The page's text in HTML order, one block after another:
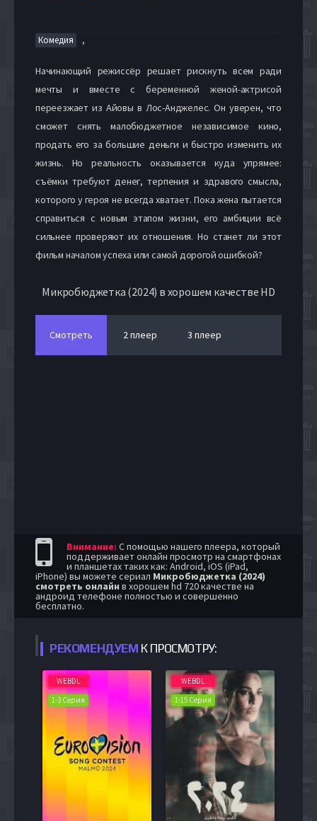
Комедия ,
Начинающий режиссёр решает рискнуть всем ради
мечты и вместе с беременной женой-актрисой
переезжает из Айовы в Лос-Анджелес. Он уверен, что
сможет снять малобюджетное независимое кино,
продать его за большие деньги и быстро изменить их
жизнь. Но реальность оказывается куда упрямее:
съёмки требуют денег, терпения и здравого смысла,
которого у героя не всегда хватает. Пока жена пытается
справиться с новым этапом жизни, его амбиции всё
сильнее проверяют их отношения. Но станет ли этот
фильм началом успеха или самой дорогой ошибкой?
Микробюджетка (2024) в хорошем качестве HD
Смотреть 2 плеер 3 плеер
Внимание: С помощью нашего плеера, который
поддерживает онлайн просмотр на смартфонах
и планшетах таких как: Android, iOS (iPad,
iPhone) вы можете сериал Микробюджетка (2024)
смотреть онлайн в хорошем hd 720 качестве на
андроид телефоне полностью и совершенно
бесплатно.
РЕКОМЕНДУЕМ К ПРОСМОТРУ:
WEBDL
1-3 Серия
WEBDL
1-15 Серия